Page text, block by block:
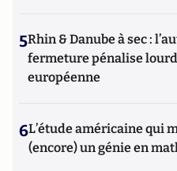
5Rhin & Danube à sec :
fermeture pénalise
européenne
6L’étude américaine qui
(encore) un génie en